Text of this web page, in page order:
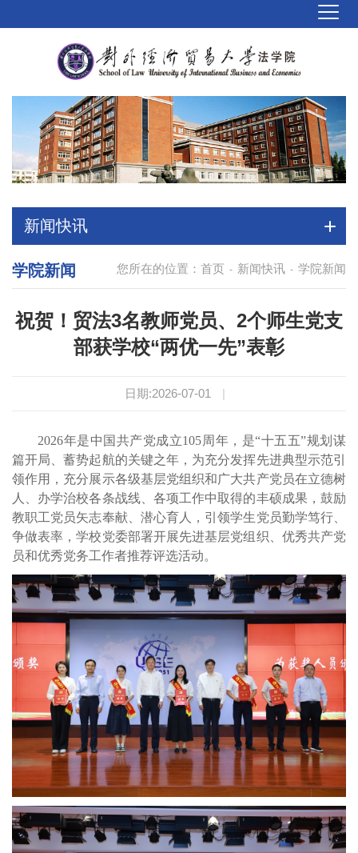
新闻快讯
您所在的位置： 首页 - 新闻快讯 - 学院新闻
学院新闻
祝贺！贸法3名教师党员、2个师生党支
部获学校“两优一先”表彰
日期:2026-07-01 |
2026年是中国共产党成立105周年，是“十五五”规划谋
篇开局、蓄势起航的关键之年，为充分发挥先进典型示范引
领作用，充分展示各级基层党组织和广大共产党员在立德树
人、办学治校各条战线、各项工作中取得的丰硕成果，鼓励
教职工党员矢志奉献、潜心育人，引领学生党员勤学笃行、
争做表率，学校党委部署开展先进基层党组织、优秀共产党
员和优秀党务工作者推荐评选活动。